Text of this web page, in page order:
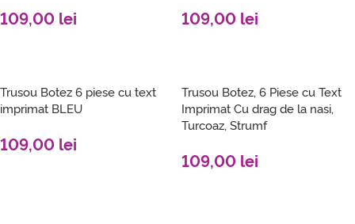
109,00 lei 109,00 lei
Trusou Botez 6 piese cu text
imprimat BLEU
109,00 lei
Trusou Botez, 6 Piese cu Text
Imprimat Cu drag de la nasi,
Turcoaz, Strumf
109,00 lei